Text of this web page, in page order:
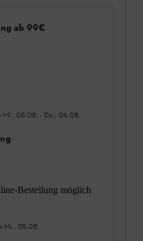
ab 99€
Mi., 05.08. - Do., 06.08.
Bestellung möglich
Mi., 05.08.